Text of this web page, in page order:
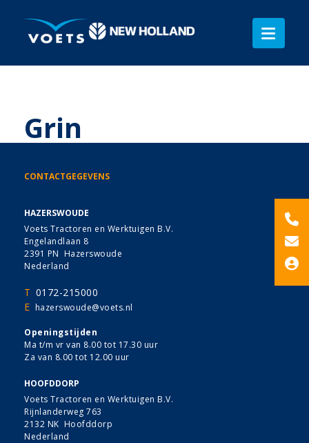
Grin
CONTACTGEGEVENS
HAZERSWOUDE
Voets Tractoren en Werktuigen B.V.
Engelandlaan 8
2391 PN Hazerswoude
Nederland
T 0172-215000
E hazerswoude@voets.nl
Openingstijden
Ma t/m vr van 8.00 tot 17.30 uur
Za van 8.00 tot 12.00 uur
HOOFDDORP
Voets Tractoren en Werktuigen B.V.
Rijnlanderweg 763
2132 NK Hoofddorp
Nederland